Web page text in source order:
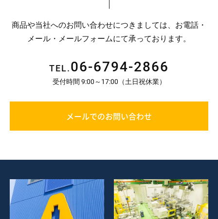
商品や当社へのお問い合わせにつきましては、お電話・
メール・メールフォームにて承っております。
TEL.06-6794-2866
受付時間 9:00～17:00（土日祝休業）
メールでのお問い合わせ